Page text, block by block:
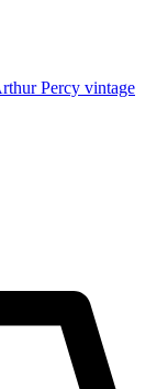
Percy vintage